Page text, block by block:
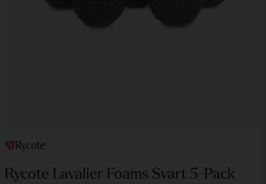
Rycote Lavalier Foams Svart 5-Pack